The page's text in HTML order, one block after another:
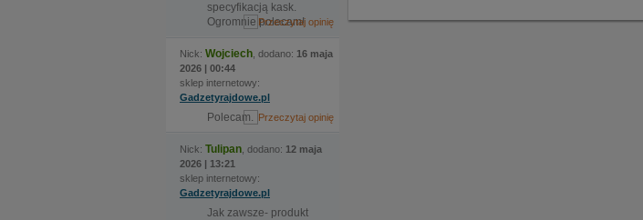
specyfikacją kask.
Ogromnie polecam!
Nick: Wojciech , dodano: 16 maja
2026 | 00:44
sklep internetowy:
Gadzetyrajdowe.pl
Polecam.
Nick: Tulipan , dodano: 12 maja
2026 | 13:21
sklep internetowy:
Gadzetyrajdowe.pl
Jak zawsze- produkt